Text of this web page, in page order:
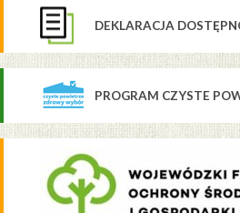
DEKLARACJA
PROGRAM CZYSTE